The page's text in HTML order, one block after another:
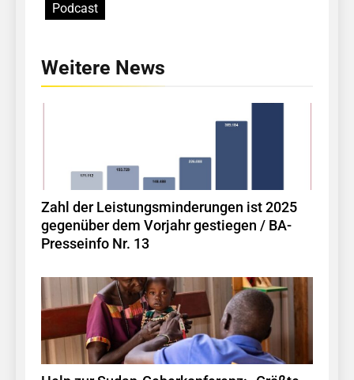
Podcast
Weitere News
Zahl der Leistungsminderungen ist 2025
gegenüber dem Vorjahr gestiegen / BA-
Presseinfo Nr. 13